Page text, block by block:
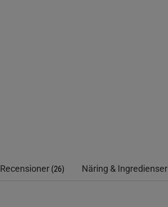
Recensioner (26) Näring & Ingredienser